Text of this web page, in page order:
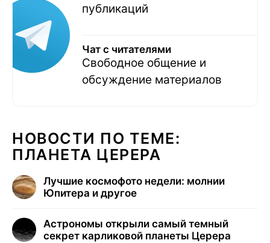
публикаций
Чат с читателями
Свободное общение и
обсуждение материалов
НОВОСТИ ПО ТЕМЕ:
ПЛАНЕТА ЦЕРЕРА
Лучшие космофото недели: молнии
Юпитера и другое
Астрономы открыли самый темный
секрет карликовой планеты Церера